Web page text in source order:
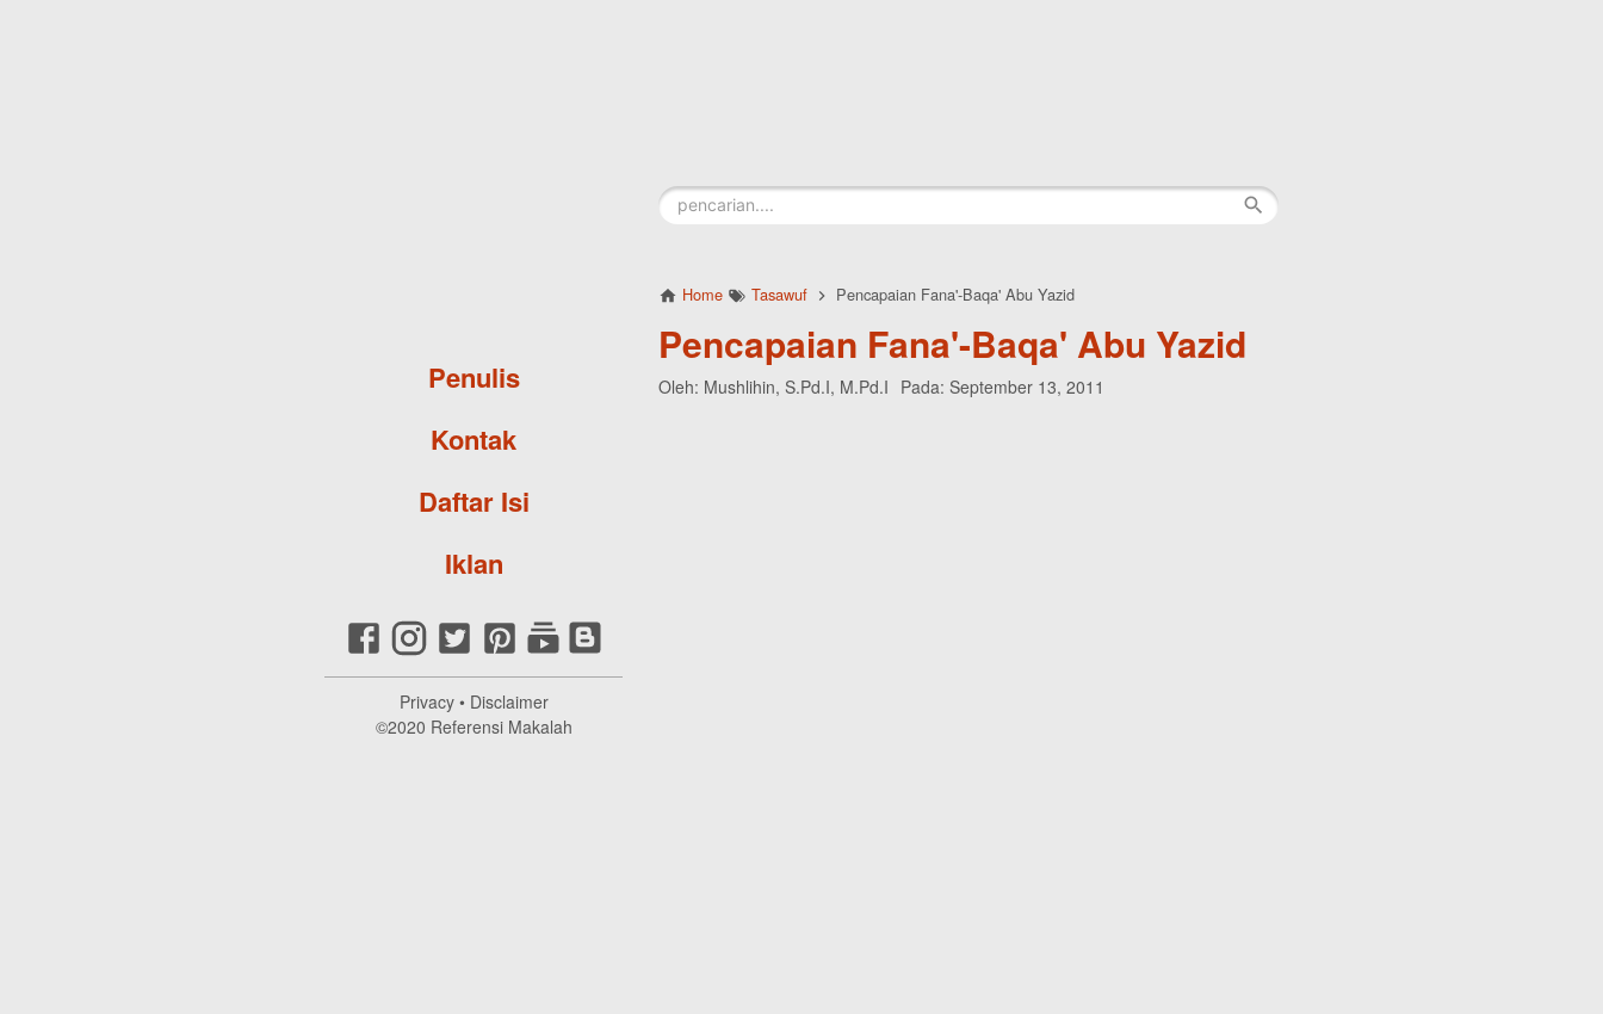
Penulis
Kontak
Daftar Isi
Iklan
Privacy• Disclaimer
©2020 Referensi Makalah
Home Tasawuf Pencapaian Fana'-Baqa' Abu Yazid
Pencapaian Fana'-Baqa' Abu Yazid
Oleh: Mushlihin, S.Pd.I, M.Pd.I Pada: September 13, 2011